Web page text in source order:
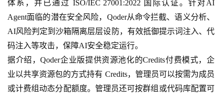
体系，并已通过 ISO/IEC 27001:2022 国际认证。针对AI
Agent面临的潜在安全风险，Qoder从命令拦截、语义分析、
AI风险判定到沙箱隔离层层设防，有效抵御提示词注入、代
码注入等攻击，保障AI安全稳定运行。
据介绍，Qoder企业版提供资源池化的Credits付费模式，企
业以共享资源包的方式持有 Credits，管理员可以按需为成员
或计费组动态分配额度。管理员还可按群组或代码库配置可